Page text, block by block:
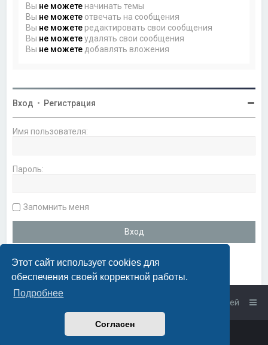
Этот сайт использует cookies для
обеспечения своей корректной работы.
Подробнее
Согласен
Вы не можете начинать темы
Вы не можете отвечать на сообщения
Вы не можете редактировать свои сообщения
Вы не можетеудалять свои сообщения
Вы не можете добавлять вложения
Вход • Регистрация
Имя пользователя:
Пароль:
Запомнить меня
Связаться с администрацией
phpBB
PlanetStyles